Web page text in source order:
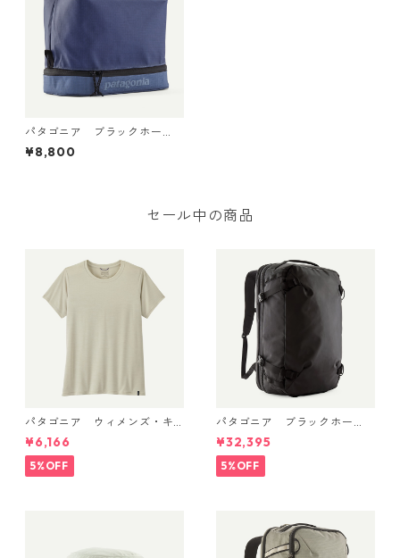
パタゴニア ブラックホー
ル・MLC・キューブ 12L (カ
ラー Current Blue) Patagoni
¥8,800
セール中の商品
パタゴニア ウィメンズ・キ
ャプリーン・クール・デイリ
ー・シャツ Dyno White 4522
6
¥6,166
5%OFF
パタゴニア ブラックホー
ル・MLC 45L Black w/Black
49307 日本正規品
¥32,395
5%OFF